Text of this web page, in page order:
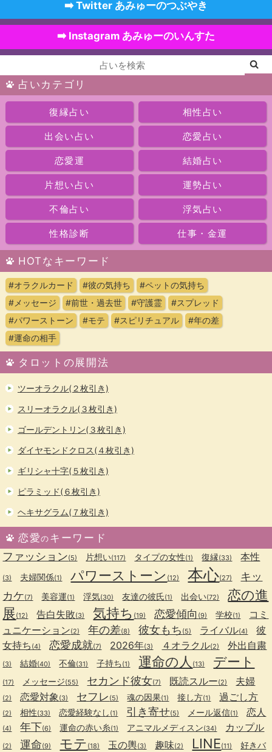
➡️ Twitter あみゅーのつぶやき
➡️ Instagram あみゅーのいんすた
占いカテゴリ
復縁占い 相性占い
出会い占い 恋愛占い
恋愛運 結婚占い
片想い占い 運勢占い
不倫占い 浮気占い
性格診断 仕事・金運
HOTなキーワード
#オラクルカード #彼の気持ち
#ペットの気持ち
#メッセージ
#前世・過去世 #守護霊
#スプレッド
#パワーストーン
#モテ #スピリチュアル
#年の差
#運命の相手
タロットの展開法
ツーオラクル(２枚引き)
スリーオラクル(３枚引き)
ゴールデントリン(３枚引き)
ダイヤモンドクロス(４枚引き)
ギリシャ十字(５枚引き)
ピラミッド(６枚引き)
ヘキサグラム(７枚引き)
恋愛のキーワード
ファッション(5) 片想い(117) タイプの女性(1) 復縁(33) 本性
(3) 夫婦関係(1) パワーストーン (12) 本心(27)
キッ
カケ(7) 美容運(1) 浮気(30) 友達の彼氏(1) 出会い(72)
恋の進
展(12) 告白失敗(3) 気持ち (19) 恋愛傾向 (9) 学校(1)
コミ
ュニケーション(2) 年の差(8) 彼女もち (5) ライバル(4)
彼
女持ち (4) 恋愛成就(7) 2026年(3) ４オラクル(2) 外出自粛
(3) 結婚(40) 不倫(31) 子持ち(1) 運命の人 (13) デート
(17) メッセージ(55) セカンド彼女(7) 既読スルー(2) 夫婦
(2) 恋愛対象 (3) セフレ (5) 魂の因果(1) 接し方(1) 過ごし方
(2) 相性(33) 恋愛経験なし (1) 引き寄せ(5) メール返信(1) 恋人
(4) 年下(6) 運命の赤い糸(1) アニマルメディスン(34) カップル
(2) 運命(9) モテ (18) 玉の輿(3) 趣味(2) LINE(11)
好きバ